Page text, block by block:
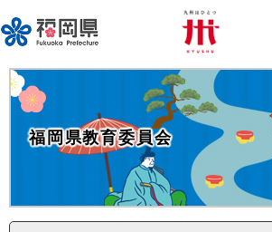
ー
ジ
の
先
メニューを飛ばして本文へ
福岡県教育委員会